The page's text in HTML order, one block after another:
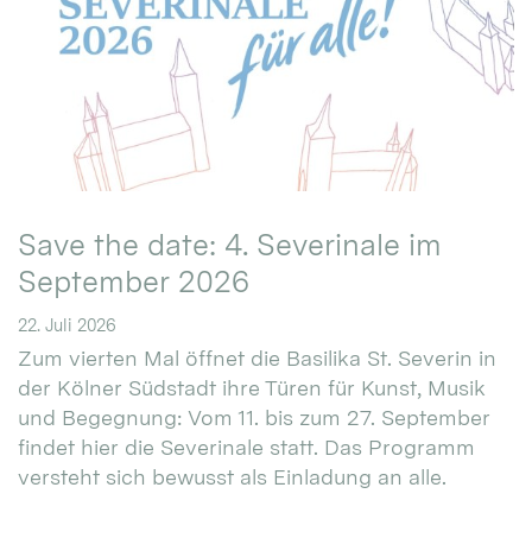
Save the date: 4. Severinale im
September 2026
22. Juli 2026
Zum vierten Mal öffnet die Basilika St. Severin in
der Kölner Südstadt ihre Türen für Kunst, Musik
und Begegnung: Vom 11. bis zum 27. September
findet hier die Severinale statt. Das Programm
versteht sich bewusst als Einladung an alle.